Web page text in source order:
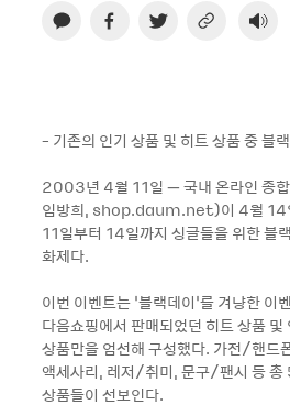
- 기존의 인기 상품 및 히트 상품 중 블
2003년 4월 11일 – 국내 온라인 종
임방희, shop.daum.net)이 4월 14일
11일부터 14일까지 싱글들을 위한 블
화제다.
이번 이벤트는 ‘블랙데이’를 겨냥한 이
다음쇼핑에서 판매되었던 히트 상품 및
상품만을 엄선해 구성했다. 가전/핸
액세사리, 레저/취미, 문구/팬시 등 총
상품들이 선보인다.